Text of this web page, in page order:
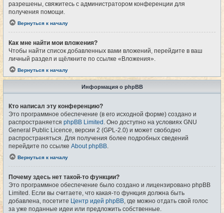
разрешены, свяжитесь с администратором конференции для
получения помощи.
Вернуться к началу
Как мне найти мои вложения?
Чтобы найти список добавленных вами вложений, перейдите в ваш
личный раздел и щёлкните по ссылке «Вложения».
Вернуться к началу
Информация о phpBB
Кто написал эту конференцию?
Это программное обеспечение (в его исходной форме) создано и
распространяется phpBB Limited . Оно доступно на условиях GNU
General Public Licence, версии 2 (GPL-2.0) и может свободно
распространяться. Для получения более подробных сведений
перейдите по ссылке About phpBB
Вернуться к началу
Почему здесь нет такой-то функции?
Это программное обеспечение было создано и лицензировано phpBB
Limited. Если вы считаете, что какая-то функция должна быть
добавлена, посетите Центр идей phpBB , где можно отдать свой голос
за уже поданные идеи или предложить собственные.